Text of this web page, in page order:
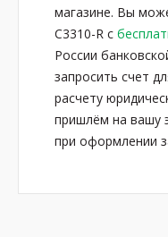
магазине. Вы
C3310-R с
России
запросить счет
расчету
пришлём на вашу
при оформлении